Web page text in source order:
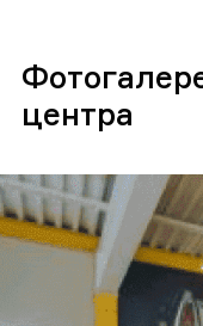
центра